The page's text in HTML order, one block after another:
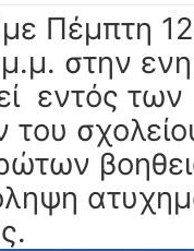
Πέμπτη
μ.μ. στην
εντός των